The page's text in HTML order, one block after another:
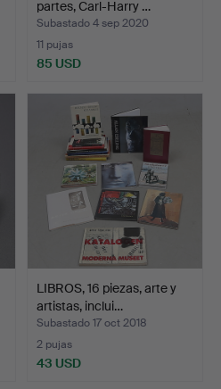
partes, Carl-Harry …
Subastado 4 sep 2020
11 pujas
85 USD
LIBROS, 16 piezas, arte y
artistas, inclui…
Subastado 17 oct 2018
2 pujas
43 USD